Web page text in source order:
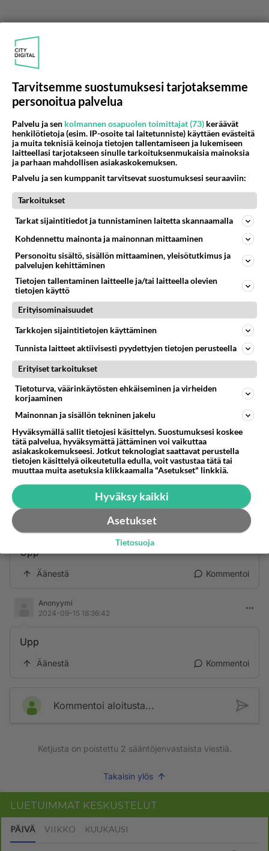
Anonyymi
2024-09-14 22:42:34
Anonyymikirjoitti:
Myöhemmin mittasi puut väärin.
Äänestä Kommentoi
2024-09-08 19:57:28
Uppp
Äänestä Kommentoi
2024-09-12 21:36:03
Upp
Äänestä Kommentoi
Anonyymi
2024-09-15 18:36:42
Upp
Äänestä Kommentoi
Kommentoi aloitusta...
Ketjusta on poistettu 2 sääntöjenvastaista viestiä.
Takaisin ylös
LUETUIMMAT KESKUSTELUT
PÄIVÄ VIIKKO KUUKAUSI
Tarvitsemme suostumuksesi tarjotaksemme
personoitua palvelua
Palvelu ja sen kolmannen osapuolen toimittajat (73) keräävät
henkilötietoja (esim. IP-osoite tai laitetunniste) käyttäen evästeitä
ja muita teknisiä keinoja tietojen tallentamiseen ja lukemiseen
laitteellasi tarjotakseen sinulle tarkoituksenmukaisia mainoksia
ja parhaan mahdollisen asiakaskokemuksen.
Palvelu ja sen kumppanit tarvitsevat suostumuksesi seuraaviin:
Tarkoitukset
Tarkat sijaintitiedot ja tunnistaminen laitetta skannaamalla
Kohdennettu mainonta ja mainonnan mittaaminen
Personoitu sisältö, sisällön mittaaminen, yleisötutkimus ja
palvelujen kehittäminen
Tietojen tallentaminen laitteelle ja/tai laitteella olevien
tietojen käyttö
Erityisominaisuudet
Tarkkojen sijaintitietojen käyttäminen
Tunnista laitteet aktiivisesti pyydettyjen tietojen perusteella
Erityiset tarkoitukset
Tietoturva, väärinkäytösten ehkäiseminen ja virheiden
korjaaminen
Mainonnan ja sisällön tekninen jakelu
Hyväksymällä sallit tietojesi käsittelyn. Suostumuksesi koskee
tätä palvelua, hyväksymättä jättäminen voi vaikuttaa
asiakaskokemukseesi. Jotkut teknologiat saattavat perustella
tietojen käsittelyä oikeutetulla edulla, voit vastustaa tätä tai
muuttaa muita asetuksia klikkaamalla "Asetukset" linkkiä.
Hyväksy kaikki
Asetukset
Tietosuoja